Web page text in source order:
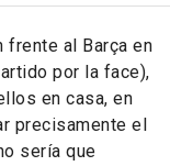
frente al Barça en
por la face),
en casa, en
precisamente el
sería que